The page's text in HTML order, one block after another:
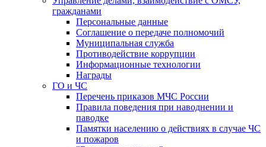
гражданами
Персональные данные
Соглашение о передаче полномочий
Муниципальная служба
Противодействие коррупции
Информационные технологии
Награды
ГО и ЧС
Перечень приказов МЧС России
Правила поведения при наводнении и
паводке
Памятки населению о действиях в случае ЧС
и пожаров